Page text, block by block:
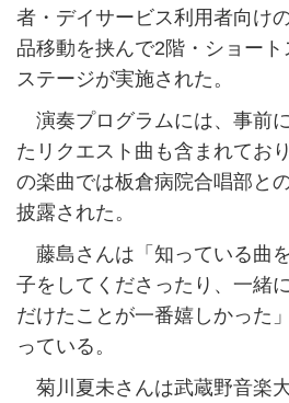
者・デイサービス利用者向け
品移動を挟んで2階・ショー
ステージが実施された。
演奏プログラムには、事前
たリクエスト曲も含まれてお
の楽曲では板倉病院合唱部と
披露された。
藤島さんは「知っている曲
子をしてくださったり、一緒
だけたことが一番嬉しかった
っている。
菊川夏未さんは武蔵野音楽